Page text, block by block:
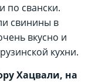
по свански.
свинины в
вкусно и
кухни.
Хацвали, на